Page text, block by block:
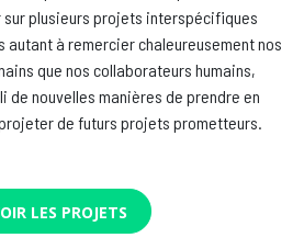
plusieurs projets interspécifiques
autant à remercier chaleureusement nos
que nos collaborateurs humains,
de nouvelles manières de prendre en
de futurs projets prometteurs.
LES PROJETS